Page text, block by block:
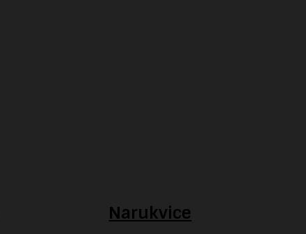
Narukvice